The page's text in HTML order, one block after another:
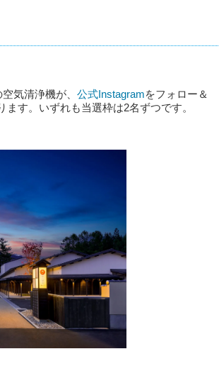
気清浄機が、 公式Instagramをフォロー＆
す。いずれも当選枠は2名ずつです。